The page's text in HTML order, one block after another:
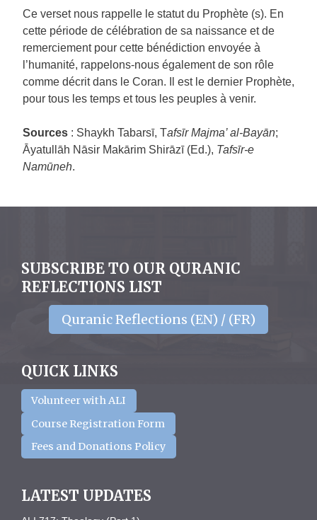
Ce verset nous rappelle le statut du Prophète (s). En
cette période de célébration de sa naissance et de
remerciement pour cette bénédiction envoyée à
l’humanité, rappelons-nous également de son rôle
comme décrit dans le Coran. Il est le dernier Prophète,
pour tous les temps et tous les peuples à venir.
Sources : Shaykh Tabarsī, Tafsīr Majma’ al-Bayān;
Āyatullāh Nāsir Makārim Shirāzī (Ed.), Tafsīr-e
Namūneh.
SUBSCRIBE TO OUR QURANIC
REFLECTIONS LIST
Quranic Reflections (EN) / (FR)
QUICK LINKS
Volunteer with ALI
Course Registration Form
Fees and Donations Policy
LATEST UPDATES